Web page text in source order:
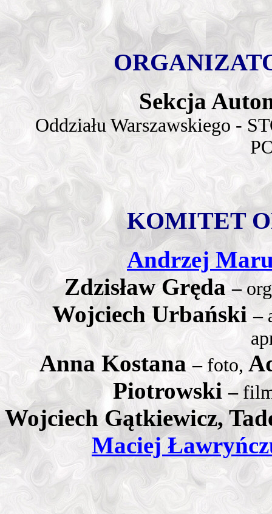
Sekcja
Oddziału Warszawskiego -
KOMITET
Andrzej
Zdzisław Gręda–
Wojciech Urbański–
Anna Kostana– foto,
Piotrowski–
Wojciech Gątkiewicz,
Maciej